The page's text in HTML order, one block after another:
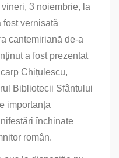
3 noiembrie, la
vernisată
cantemiriană de‑a
a fost prezentat
Chițulescu,
Bibliotecii Sfântului
importanța
închinate
român.